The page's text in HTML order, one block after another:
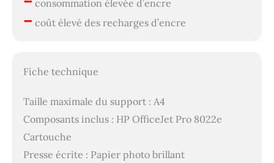
consommation élevée d’encre
– coût élevé des recharges d’encre
Fiche technique
Taille maximale du support : A4
Composants inclus : HP OfficeJet Pro 8022e
Cartouche
Presse écrite : Papier photo brillant